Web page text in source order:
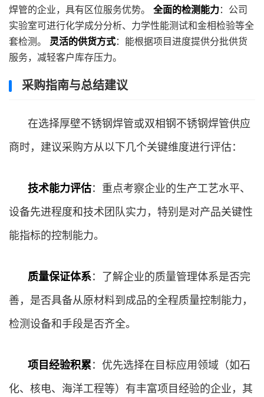
焊管的企业，具有区位服务优势。 全面的检测能力：公司
实验室可进行化学成分分析、力学性能测试和金相检验等全
套检测。 灵活的供货方式：能根据项目进度提供分批供货
服务，减轻客户库存压力。
采购指南与总结建议
在选择厚壁不锈钢焊管或双相钢不锈钢焊管供应
商时，建议采购方从以下几个关键维度进行评估：
技术能力评估：重点考察企业的生产工艺水平、
设备先进程度和技术团队实力，特别是对产品关键性
能指标的控制能力。
质量保证体系：了解企业的质量管理体系是否完
善，是否具备从原材料到成品的全程质量控制能力，
检测设备和手段是否齐全。
项目经验积累：优先选择在目标应用领域（如石
化、核电、海洋工程等）有丰富项目经验的企业，其